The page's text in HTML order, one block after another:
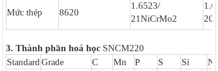
Mức thép 8620
1.6523/
21NiCrMo2
3. Thành phần hoá học SNCM220
StandardGrade C Mn P S Si
Ni